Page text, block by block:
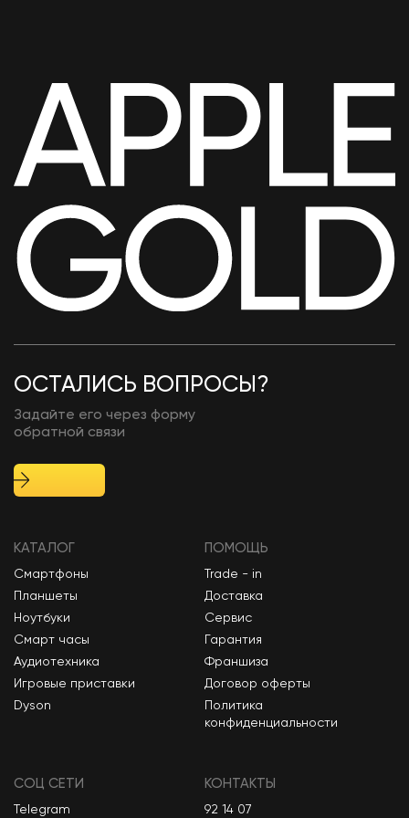
ОСТАЛИСЬ ВОПРОСЫ?
Задайте его через форму
обратной связи
КАТАЛОГ
Смартфоны
Планшеты
Ноутбуки
Смарт часы
Аудиотехника
Игровые приставки
Dyson
ПОМОЩЬ
Trade - in
Доставка
Сервис
Гарантия
Франшиза
Договор оферты
Политика
конфиденциальности
СОЦ СЕТИ
Telegram
КОНТАКТЫ
92 14 07